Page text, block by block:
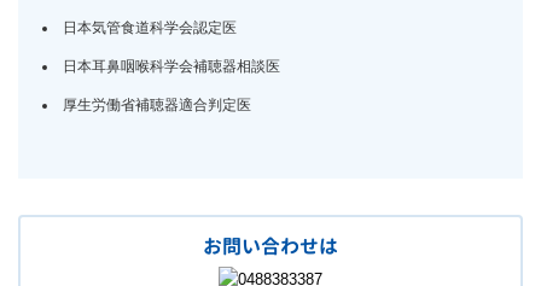
日本気管食道科学会認定医
日本耳鼻咽喉科学会補聴器相談医
厚生労働省補聴器適合判定医
お問い合わせは